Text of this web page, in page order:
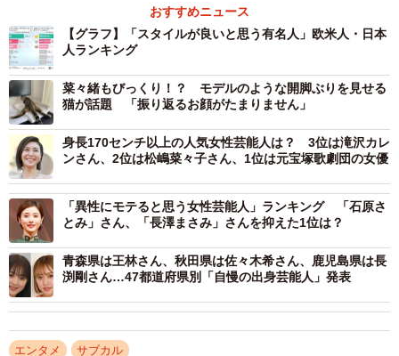
Mods Clinic（モッズクリニック／東京都中央区）が、「憧
れのスタイルに関する調査」と題して2023年4月にインタ
ーネットで実施した調査です。
おすすめニュース
【グラフ】「スタイルが良いと思う有名人」欧米人・日本
人ランキング
菜々緒もびっくり！？ モデルのような開脚ぶりを見せる
猫が話題 「振り返るお顔がたまりません」
身長170センチ以上の人気女性芸能人は？ 3位は滝沢カレ
ンさん、2位は松嶋菜々子さん、1位は元宝塚歌劇団の女優
「異性にモテると思う女性芸能人」ランキング 「石原さ
とみ」さん、「長澤まさみ」さんを抑えた1位は？
青森県は王林さん、秋田県は佐々木希さん、鹿児島県は長
渕剛さん…47都道府県別「自慢の出身芸能人」発表
エンタメ サブカル